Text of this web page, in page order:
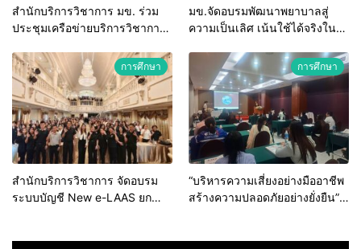
สำนักบริการวิชาการ มข. ร่วม
ประชุมเครือข่ายบริการวิชาการ
สร้างเครือข่ายและยกระดับงาน
วิชาการรับใช้สังคม
มข.จัดอบรมพัฒนาพยาบาลสู่
ความเป็นเลิศ เน้นใช้ได้จริงใน
การศึกษา
สำนักบริการวิชาการ จัดอบรม
ระบบบัญชี New e-LAAS ยก
การศึกษา
“บริหารความเสี่ยงอย่างมืออาชีพ
สร้างความปลอดภัยอย่างยั่งยืน”